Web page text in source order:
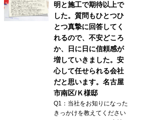
明と施工で期待以上で
した。質問もひとつひ
とつ真摯に回答してく
れるので、不安どころ
か、日に日に信頼感が
増していきました。安
心して任せられる会社
だと思います。名古屋
市南区/Ｋ様邸
Q1：当社をお知りになった
きっかけを教えてください